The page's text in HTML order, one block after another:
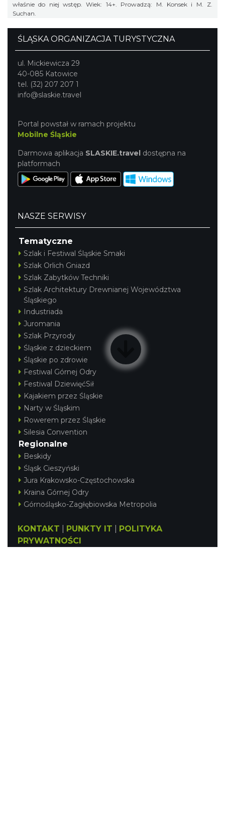
właśnie do niej wstęp. Wiek: 14+. Prowadzą: M. Konsek i M. Z.
Suchan.
ŚLĄSKA ORGANIZACJA TURYSTYCZNA
ul. Mickiewicza 29
40-085 Katowice
tel. (32) 207 207 1
info@slaskie.travel
Portal powstał w ramach projektu
Mobilne Śląskie
Darmowa aplikacja SLASKIE.travel dostępna na
platformach
NASZE SERWISY
Tematyczne
Szlak i Festiwal Śląskie Smaki
Szlak Orlich Gniazd
Szlak Zabytków Techniki
Szlak Architektury Drewnianej Województwa
Śląskiego
Industriada
Juromania
Szlak Przyrody
Śląskie z dzieckiem
Śląskie po zdrowie
Festiwal Górnej Odry
Festiwal DziewięćSił
Kajakiem przez Śląskie
Narty w Śląskim
Rowerem przez Śląskie
Silesia Convention
Regionalne
Beskidy
Śląsk Cieszyński
Jura Krakowsko-Częstochowska
Kraina Górnej Odry
Górnośląsko-Zagłębiowska Metropolia
KONTAKT PUNKTY IT
POLITYKA
PRYWATNOŚCI